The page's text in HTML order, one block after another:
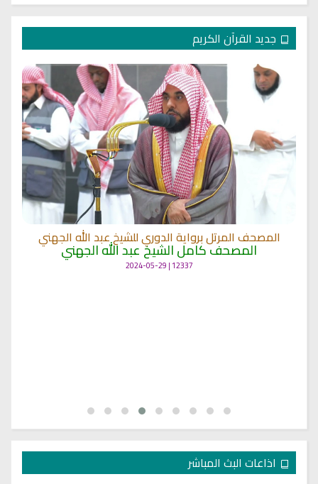
جديد القرآن الكريم
المصحف المرتل برواية الدوري للشيخ عبد الله الجهني
المصحف كامل الشيخ عبد الله الجهني
12337 | 2024-05-29
اذاعات البث المباشر